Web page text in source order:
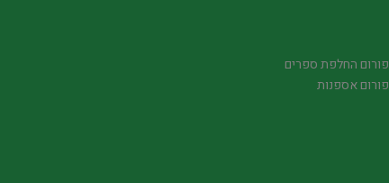
פורום החלפת ספרים
פורום אספנות